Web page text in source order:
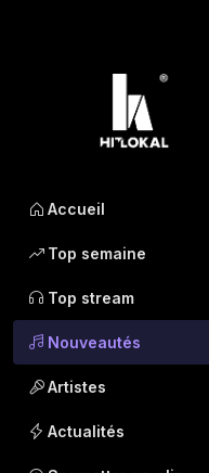
Accueil
Top semaine
Top stream
Nouveautés
Artistes
Actualités